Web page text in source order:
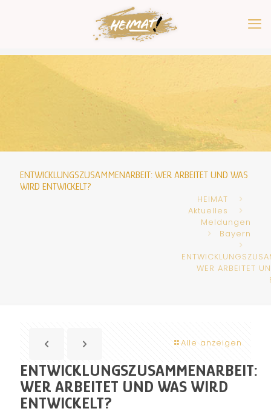
ENTWICKLUNGSZUSAMMENARBEIT: WER ARBEITET UND WAS
WIRD ENTWICKELT?
HEIMAT
Aktuelles
Meldungen
Bayern
WER ARBEITET
Alle anzeigen
ENTWICKLUNGSZUSAMMENARBEIT:
WER ARBEITET UND WAS WIRD
ENTWICKELT?